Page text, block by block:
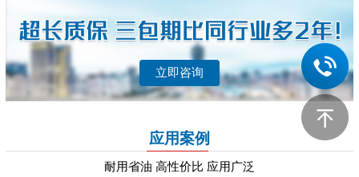
立即咨询
应用案例
耐用省油 高性价比 应用广泛